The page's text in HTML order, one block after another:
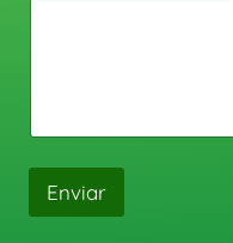
Enviar